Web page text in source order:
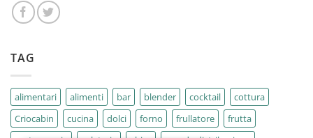
TAG
alimentari alimenti bar blender cocktail
cottura
Criocabin
cucina dolci forno frullatore
frutta